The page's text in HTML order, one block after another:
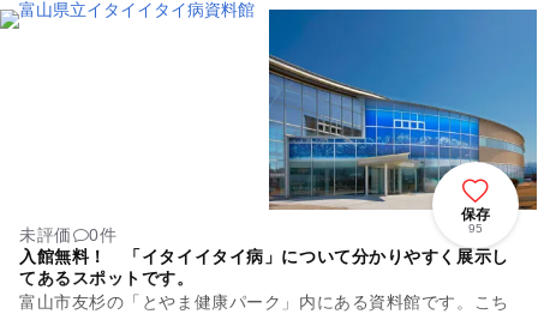
保存
95
未評価
0件
入館無料！ 「イタイイタイ病」について分かりやすく展示し
てあるスポットです。
富山市友杉の「とやま健康パーク」内にある資料館です。こち